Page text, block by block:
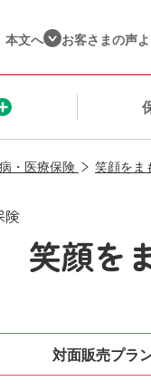
本文へ お客さまの声
保険料シミュレー
私たちが選ばれる
公的保障について
保険金・給付金の
ご契約内容の確認
変額保険に​関す
保険種別
インシュアヘルス
ウェルビーイン
ＭＹひまわりア
営業店一覧​
株主・投資家の皆
お客さまへの姿勢
・医療保険 笑顔をま
険
笑顔を
対面販売プラ